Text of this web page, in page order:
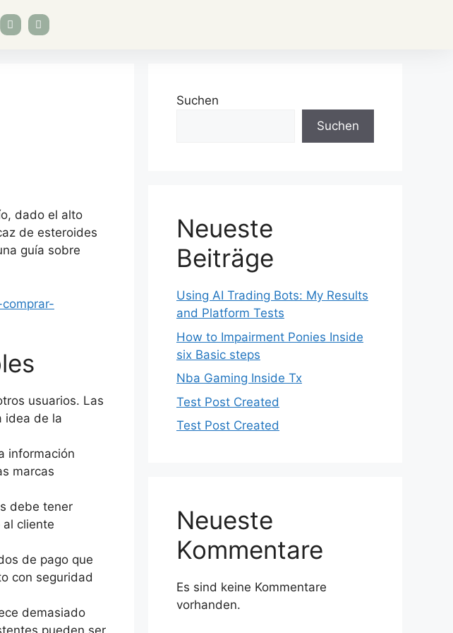
dado el alto
de esteroides
guía sobre
usuarios. Las
idea de la
información
marcas
debe tener
cliente
de pago que
con seguridad
demasiado
Suchen
Suchen
Neueste
Beiträge
Using AI Trading Bots: My Results
and Platform Tests
How to Impairment Ponies Inside
six Basic steps
Nba Gaming Inside Tx
Test Post Created
Test Post Created
Neueste
Kommentare
Es sind keine Kommentare
vorhanden.